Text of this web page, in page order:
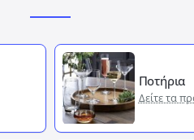
Ποτήρια
Δείτε τα